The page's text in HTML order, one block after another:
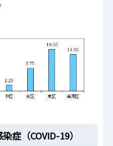
症（COVID-19）